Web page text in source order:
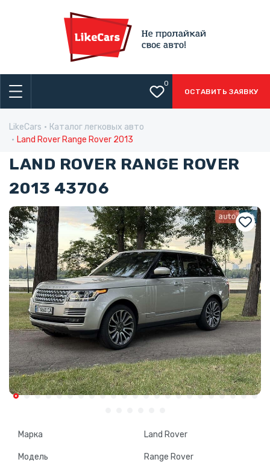
0
ОСТАВИТЬ ЗАЯВКУ
LikeCars
Каталог легковых авто
Land Rover Range Rover 2013
LAND ROVER RANGE ROVER
2013 43706
Марка Land Rover
Модель Range Rover